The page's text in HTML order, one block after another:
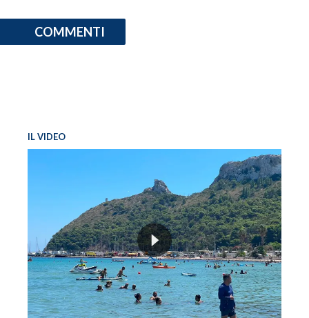
COMMENTI
IL VIDEO